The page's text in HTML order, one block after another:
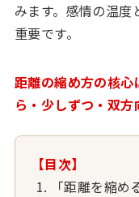
みます。感情の温
重要です。
距離の縮め方の核
ら・少しずつ・双
【目次】
「距離を縮